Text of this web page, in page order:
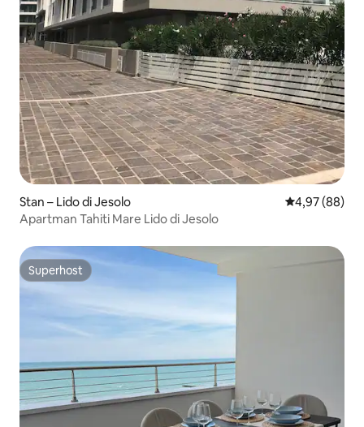
Stan – Lido di Jesolo Prosječna
4,97 (88)
Apartman Tahiti Mare Lido di Jesolo
Superhost
Superhost